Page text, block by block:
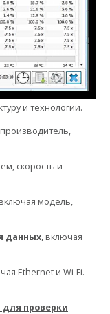
и технологии.
производитель,
скорость и
модель,
данных, включая
Ethernet и Wi-Fi.
для проверки